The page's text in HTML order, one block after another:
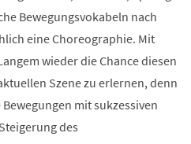
Bewegungsvokabeln nach
eine Choreographie. Mit
wieder die Chance diesen
Szene zu erlernen, denn
mit sukzessiven
des